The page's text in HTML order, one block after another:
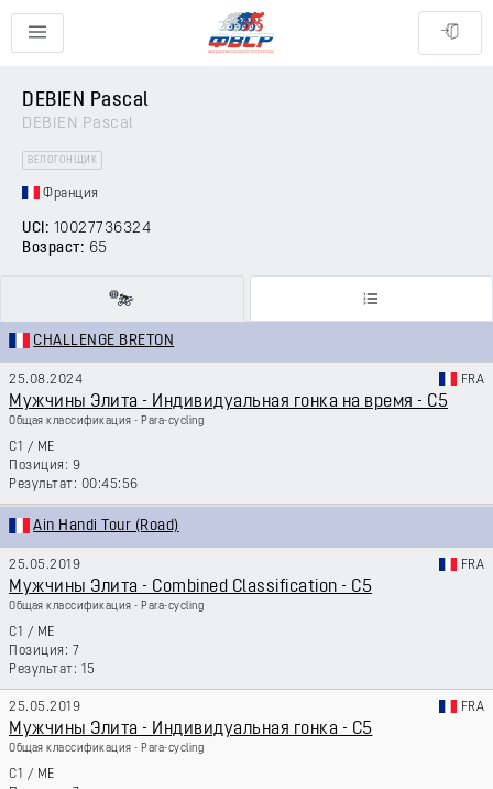
DEBIEN Pascal
DEBIEN Pascal
ВЕЛОГОНЩИК
Франция
UCI: 10027736324
Возраст: 65
CHALLENGE BRETON
25.08.2024 FRA
Мужчины Элита - Индивидуальная гонка на время - C5
Общая классификация - Para-cycling
C1 / ME
9
00:45:56
Ain Handi Tour (Road)
25.05.2019 FRA
Мужчины Элита - Combined Classification - C5
Общая классификация - Para-cycling
C1 / ME
7
15
25.05.2019 FRA
Мужчины Элита - Индивидуальная гонка - C5
Общая классификация - Para-cycling
C1 / ME